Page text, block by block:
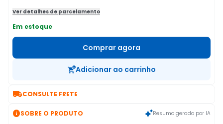
Ver detalhes de parcelamento
Em estoque
Comprar agora
Adicionar ao carrinho
CONSULTE FRETE
SOBRE O PRODUTO Resumo gerado por IA